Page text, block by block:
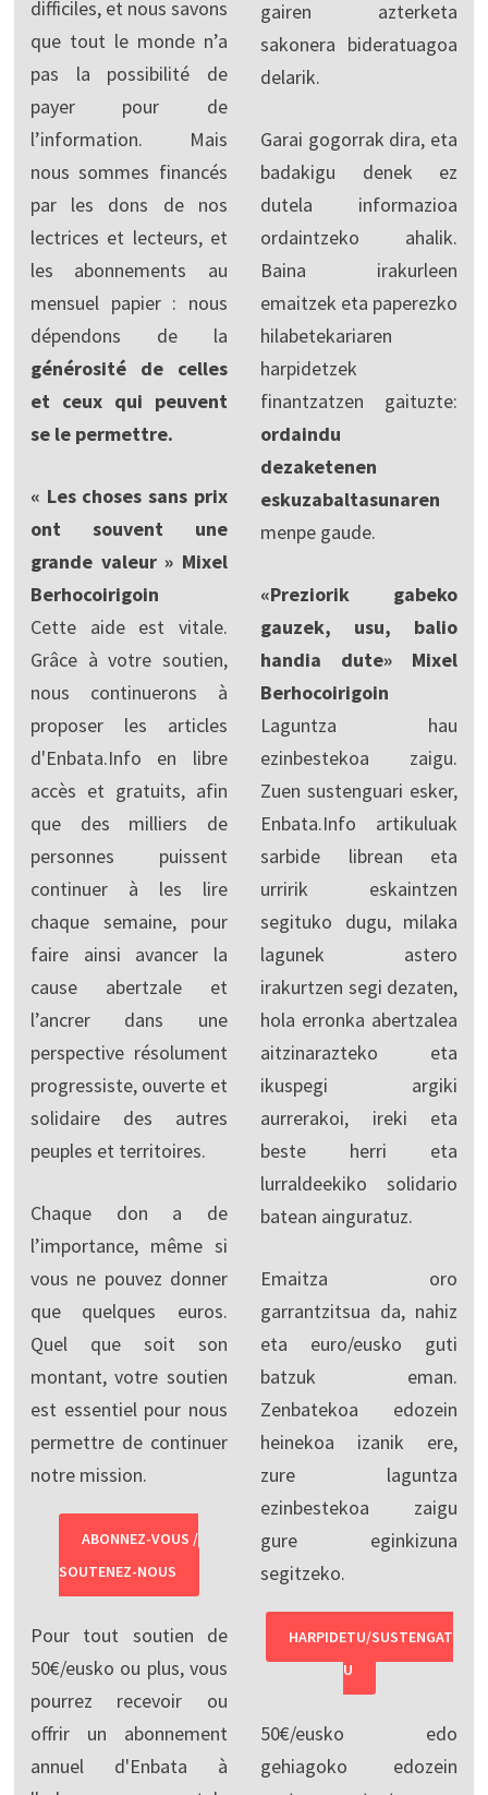
difficiles, et nous savons
que tout le monde n’a
pas la possibilité de
payer pour de
l’information. Mais
nous sommes financés
par les dons de nos
lectrices et lecteurs, et
les abonnements au
mensuel papier : nous
dépendons de la
générosité de celles
et ceux qui peuvent
se le permettre.
« Les choses sans prix
ont souvent une
grande valeur » Mixel
Berhocoirigoin
Cette aide est vitale.
Grâce à votre soutien,
nous continuerons à
proposer les articles
d'Enbata.Info en libre
accès et gratuits, afin
que des milliers de
personnes puissent
continuer à les lire
chaque semaine, pour
faire ainsi avancer la
cause abertzale et
l’ancrer dans une
perspective résolument
progressiste, ouverte et
solidaire des autres
peuples et territoires.
Chaque don a de
l’importance, même si
vous ne pouvez donner
que quelques euros.
Quel que soit son
montant, votre soutien
est essentiel pour nous
permettre de continuer
notre mission.
ABONNEZ-VOUS /
SOUTENEZ-NOUS
Pour tout soutien de
50€/eusko ou plus, vous
pourrez recevoir ou
offrir un abonnement
annuel d'Enbata à
gairen azterketa
sakonera bideratuagoa
delarik.
Garai gogorrak dira, eta
badakigu denek ez
dutela informazioa
ordaintzeko ahalik.
Baina irakurleen
emaitzek eta paperezko
hilabetekariaren
harpidetzek
finantzatzen gaituzte:
ordaindu
dezaketenen
eskuzabaltasunaren
menpe gaude.
«Preziorik gabeko
gauzek, usu, balio
handia dute» Mixel
Berhocoirigoin
Laguntza hau
ezinbestekoa zaigu.
Zuen sustenguari esker,
Enbata.Info artikuluak
sarbide librean eta
urririk eskaintzen
segituko dugu, milaka
lagunek astero
irakurtzen segi dezaten,
hola erronka abertzalea
aitzinarazteko eta
ikuspegi argiki
aurrerakoi, ireki eta
beste herri eta
lurraldeekiko solidario
batean ainguratuz.
Emaitza oro
garrantzitsua da, nahiz
eta euro/eusko guti
batzuk eman.
Zenbatekoa edozein
heinekoa izanik ere,
zure laguntza
ezinbestekoa zaigu
gure eginkizuna
segitzeko.
HARPIDETU/SUSTENGAT
U
50€/eusko edo
gehiagoko edozein